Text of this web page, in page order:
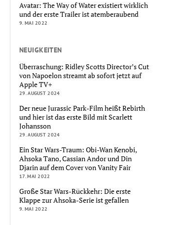
Avatar: The Way of Water existiert wirklich
und der erste Trailer ist atemberaubend
9. MAI 2022
NEUIGKEITEN
Überraschung: Ridley Scotts Director’s Cut
von Napoelon streamt ab sofort jetzt auf
Apple TV+
29. AUGUST 2024
Der neue Jurassic Park-Film heißt Rebirth
und hier ist das erste Bild mit Scarlett
Johansson
29. AUGUST 2024
Ein Star Wars-Traum: Obi-Wan Kenobi,
Ahsoka Tano, Cassian Andor und Din
Djarin auf dem Cover von Vanity Fair
17. MAI 2022
Große Star Wars-Rückkehr: Die erste
Klappe zur Ahsoka-Serie ist gefallen
9. MAI 2022